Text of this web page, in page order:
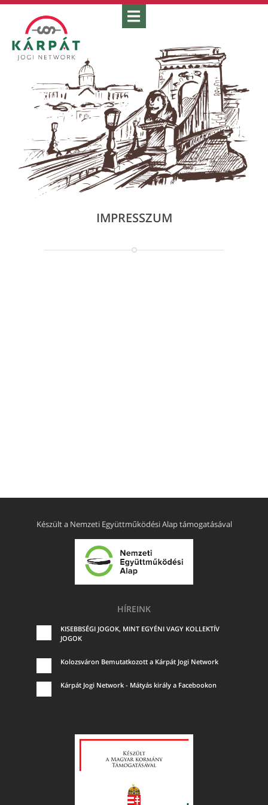
IMPRESSZUM
Készült a Nemzeti Együttműködési Alap támogatásával
HÍREINK
KISEBBSÉGI JOGOK, MINT EGYÉNI VAGY KOLLEKTÍV
JOGOK
Kolozsváron Bemutatkozott a Kárpát Jogi Network
Kárpát Jogi Network - Mátyás király a Facebookon